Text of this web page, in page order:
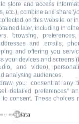
comme
idéal
pour les
d’art ou
mais aussi
to store and access
etc.), combine and share
on this website or
later, including in
browsing, preferences,
and emails,
and offering you
your devices and screens
and video),
analysing audiences.
your consent at any
detailed preferences"
consent. These choices
by